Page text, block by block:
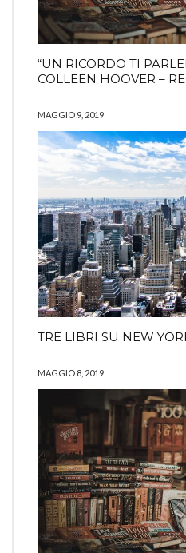
“UN RICORDO TI
COLLEEN HOOVER –
MAGGIO 9, 2019
TRE LIBRI SU NEW
MAGGIO 8, 2019